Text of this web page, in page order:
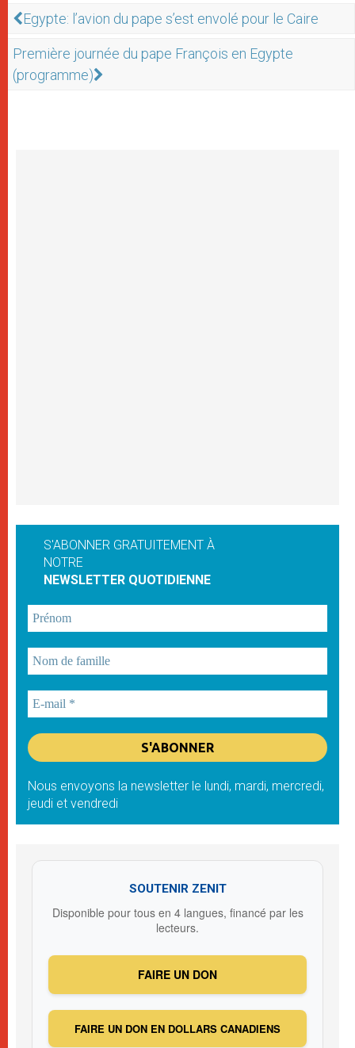
Egypte: l’avion du pape s’est envolé pour le Caire
Première journée du pape François en Egypte
(programme)
S'ABONNER GRATUITEMENT À
NOTRE
NEWSLETTER QUOTIDIENNE
Nous envoyons la newsletter le lundi, mardi, mercredi,
jeudi et vendredi
SOUTENIR ZENIT
Disponible pour tous en 4 langues, financé par les
lecteurs.
FAIRE UN DON
FAIRE UN DON EN DOLLARS CANADIENS